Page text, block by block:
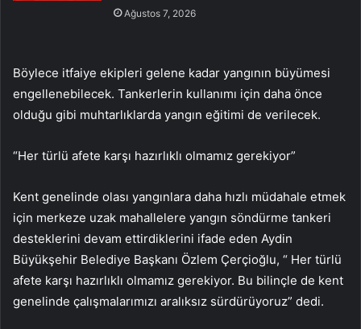
Ağustos 7, 2026
Böylece itfaiye ekipleri gelene kadar yangının büyümesi
engellenebilecek. Tankerlerin kullanımı için daha önce
olduğu gibi muhtarlıklarda yangın eğitimi de verilecek.
“Her türlü afete karşı hazırlıklı olmamız gerekiyor”
Kent genelinde olası yangınlara daha hızlı müdahale etmek
için merkeze uzak mahallelere yangın söndürme tankeri
desteklerini devam ettirdiklerini ifade eden Aydin
Büyükşehir Belediye Başkanı Özlem Çerçioğlu, “ Her türlü
afete karşı hazırlıklı olmamız gerekiyor. Bu bilinçle de kent
genelinde çalışmalarımızı aralıksız sürdürüyoruz” dedi.